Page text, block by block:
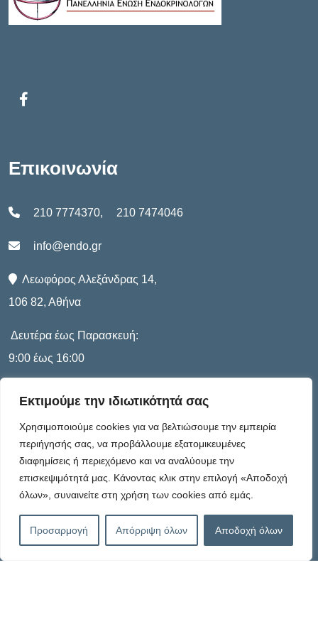
Εκτιμούμε την ιδιωτικότητά σας
Χρησιμοποιούμε cookies για να βελτιώσουμε την εμπειρία
περιήγησής σας, να προβάλλουμε εξατομικευμένες
διαφημίσεις ή περιεχόμενο και να αναλύουμε την
επισκεψιμότητά μας. Κάνοντας κλικ στην επιλογή «Αποδοχή
όλων», συναινείτε στη χρήση των cookies από εμάς.
Προσαρμογή Απόρριψη όλων Αποδοχή όλων
Επικοινωνία
210 7774370, 210 7474046
info@endo.gr
Λεωφόρος Αλεξάνδρας 14,
106 82, Αθήνα
Δευτέρα έως Παρασκευή:
9:00 έως 16:00
Πληροφορίες
Καταστατικό
Πολιτική Απορρήτου
Πολιτική Cookies – G.D.P.R.